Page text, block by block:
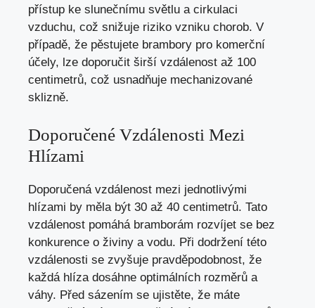
přístup ke slunečnímu světlu a cirkulaci
vzduchu, což snižuje riziko vzniku chorob. V
případě, že pěstujete brambory pro komerční
účely, lze doporučit širší vzdálenost až 100
centimetrů, což usnadňuje mechanizované
sklizně.
Doporučené Vzdálenosti Mezi
Hlízami
Doporučená vzdálenost mezi jednotlivými
hlízami by měla být 30 až 40 centimetrů. Tato
vzdálenost pomáhá bramborám rozvíjet se bez
konkurence o živiny a vodu. Při dodržení této
vzdálenosti se zvyšuje pravděpodobnost, že
každá hlíza dosáhne optimálních rozměrů a
váhy. Před sázením se ujistěte, že máte